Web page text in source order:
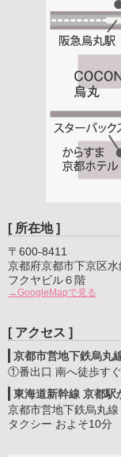
[ 所在地 ]
〒600-8411
京都府京都市下京区水
フクヤビル６階
→GoogleMapで見る
[ アクセス ]
京都市営地下鉄烏丸
①番出口 南へ徒歩すぐ
東海道新幹線 京都駅
京都市営地下鉄烏丸
タクシー およそ10分